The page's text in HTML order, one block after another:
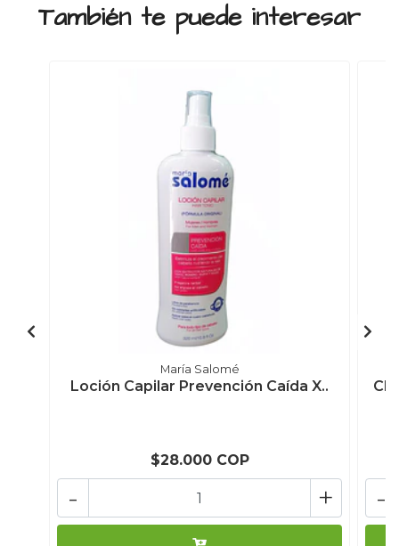
También te puede interesar
María Salomé
Loción Capilar Prevención Caída X..
$28.000 COP
+
- -